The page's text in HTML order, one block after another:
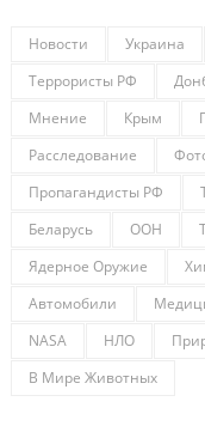
Новости Украина
Террористы РФ
Мнение
Крым
Расследование
Пропагандисты РФ
Беларусь
ООН
Ядерное Оружие
Автомобили
NASA
НЛО
В Мире Животных